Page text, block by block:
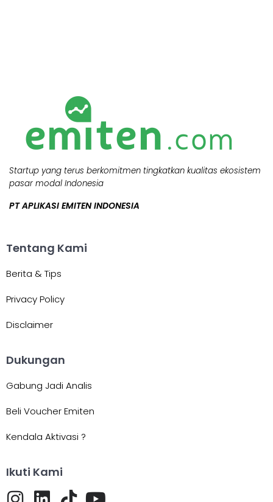
Startup yang terus berkomitmen tingkatkan kualitas ekosistem
pasar modal Indonesia
PT APLIKASI EMITEN INDONESIA
Tentang Kami
Berita & Tips
Privacy Policy
Disclaimer
Dukungan
Gabung Jadi Analis
Beli Voucher Emiten
Kendala Aktivasi ?
Ikuti Kami